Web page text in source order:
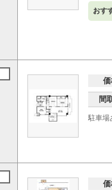
おす
間
駐車場